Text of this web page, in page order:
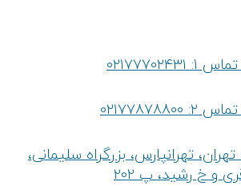
۰۲۱۷۷۷۰۲۴۳۱
۰۲۱۷۷۸۷۸۸۰۰
تهرانپارس، بزرگراه سلیمانی،
و خ رشید، پ 202